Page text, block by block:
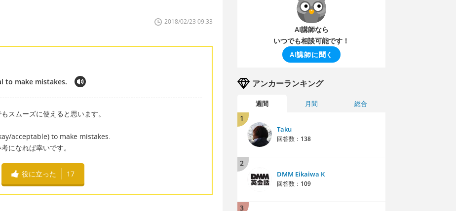
2018/02/23 09:33
to make mistakes.
スムーズに使えると思います。
acceptable) to make mistakes.
になれば幸いです。
役に立った 17
AI講師なら
いつでも相談可能です！
AI講師に聞く
アンカーランキング
週間 月間 総合
1
Taku
回答数： 138
2
DMM Eikaiwa K
回答数： 109
3